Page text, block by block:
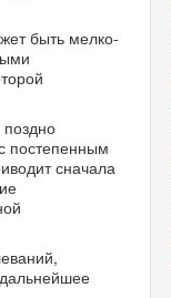
быть мелко-
постепенным
сначала